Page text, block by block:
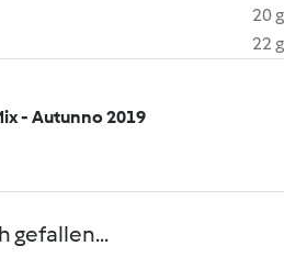
20 g
22 g
- Autunno 2019
gefallen...